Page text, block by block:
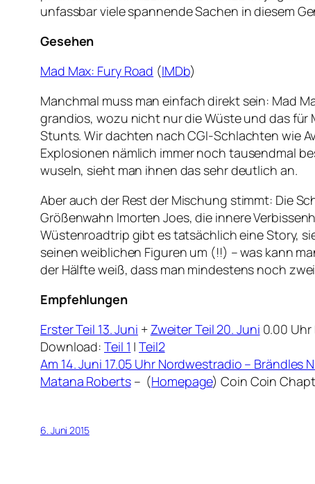
unfassbar viele spannende Sachen in diesem
Gesehen
Mad Max: Fury Road (IMDb)
Manchmal muss man einfach direkt sein: Mad
grandios, wozu nicht nur die Wüste und das für
Stunts. Wir dachten nach CGI-Schlachten wie
Explosionen nämlich immer noch tausendmal
wuseln, sieht man ihnen das sehr deutlich an.
Aber auch der Rest der Mischung stimmt: Die
Größenwahn Imorten Joes, die innere
Wüstenroadtrip gibt es tatsächlich eine Story,
seinen weiblichen Figuren um (!!) – was kann
der Hälfte weiß, dass man mindestens noch
Empfehlungen
Erster Teil 13. Juni + Zweiter Teil 20. Juni 0.00
Download:Teil 1 |Teil2
Am 14. Juni 17.05 Uhr Nordwestradio – Brändles
Matana Roberts– (Homepage) Coin Coin
6. Juni 2015